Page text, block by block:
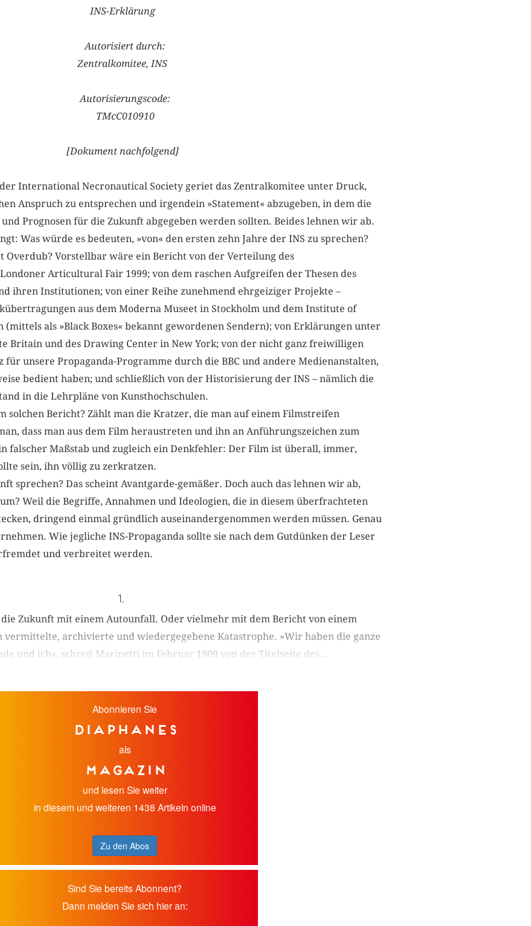
INS-Erklärung
Autorisiert durch:
Zentralkomitee, INS
Autorisierungscode:
TMcC010910
[Dokument nachfolgend]
International Necronautical Society geriet das Zentralkomitee unter Druck,
Anspruch zu entsprechen und irgendein »Statement« abzugeben, in dem die
Prognosen für die Zukunft abgegeben werden sollten. Beides lehnen wir ab.
Was würde es bedeuten, »von« den ersten zehn Jahre der INS zu sprechen?
Overdub? Vorstellbar wäre ein Bericht von der Verteilung des
Articultural Fair 1999; von dem raschen Aufgreifen der Thesen des
ihren Institutionen; von einer Reihe zunehmend ehrgeiziger Projekte –
aus dem Moderna Museet in Stockholm und dem Institute of
als »Black Boxes« bekannt gewordenen Sendern); von Erklärungen unter
Britain und des Drawing Center in New York; von der nicht ganz freiwilligen
für unsere Propaganda-Programme durch die BBC und andere Medienanstalten,
bedient haben; und schließlich von der Historisierung der INS – nämlich die
in die Lehrpläne von Kunsthochschulen.
solchen Bericht? Zählt man die Kratzer, die man auf einem Filmstreifen
dass man aus dem Film heraustreten und ihn an Anführungszeichen zum
falscher Maßstab und zugleich ein Denkfehler: Der Film ist überall, immer,
sein, ihn völlig zu zerkratzen.
sprechen? Das scheint Avantgarde-gemäßer. Doch auch das lehnen wir ab,
Weil die Begriffe, Annahmen und Ideologien, die in diesem überfrachteten
dringend einmal gründlich auseinandergenommen werden müssen. Genau
Wie jegliche INS-Propaganda sollte sie nach dem Gutdünken der Leser
und verbreitet werden.
1.
Zukunft mit einem Autounfall. Oder vielmehr mit dem Bericht von einem
vermittelte, archivierte und wiedergegebene Katastrophe. »Wir haben die ganze
und ich«, schreit Marinetti im Februar 1909 von der Titelseite des...
Abonnieren Sie
diaphanes
als
Magazin
und lesen Sie weiter
in diesem und weiteren 1438 Artikeln online
Zu den Abos
Sind Sie bereits Abonnent?
Dann melden Sie sich hier an: